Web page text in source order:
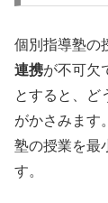
個別指導塾の
連携が不可欠
とすると、ど
がかさみます
塾の授業を最
す。